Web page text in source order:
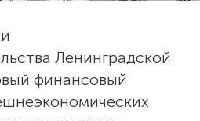
Ленинградской
финансовый